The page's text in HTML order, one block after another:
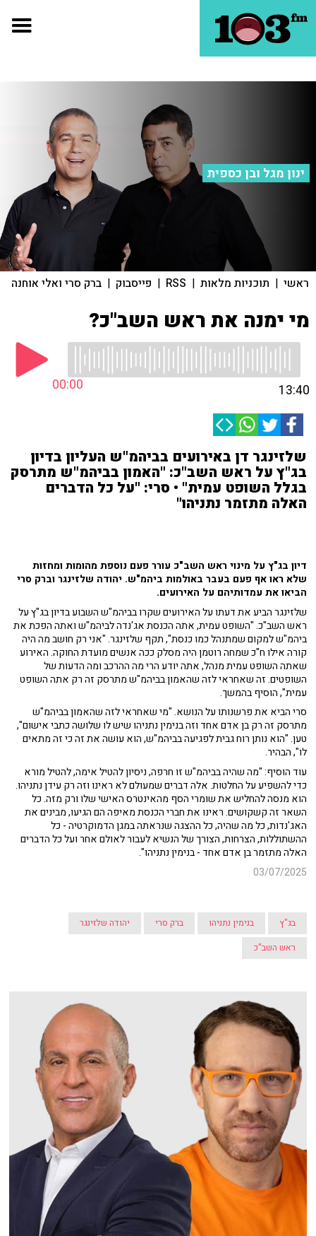
ינון מגל ובן כספית
ראשי | תוכניות מלאות |
RSS
| פייסבוק | ברק סרי ואלי אוחנה
מי ימנה את ראש השב"כ?
00:00 13:40
שלזינגר דן באירועים בביהמ"ש העליון בדיון
בג"ץ על ראש השב"כ: "האמון בביהמ"ש מתרסק
בגלל השופט עמית" • סרי: "על כל הדברים
האלה מתזמר נתניהו"
דיון בג"ץ על מינוי ראש השב"כ עורר פעם נוספת מהומות ומחזות
שלא ראו אף פעם בעבר באולמות ביהמ"ש. יהודה שלזינגר וברק סרי
הביאו את עמדותיהם על האירועים.
שלזינגר הביע את דעתו על האירועים שקרו בביהמ"ש השבוע בדיון בג"ץ על
ראש השב"כ. "השופט עמית, אתה הכנסת אג'נדה לביהמ"ש ואתה הפכת את
ביהמ"ש למקום שמתנהל כמו כנסת", תקף שלזינגר. "אני רק חושב מה היה
קורה אילו ח"כ שמחה רוטמן היה מסלק ככה אנשים מועדת החוקה. האירוע
שאתה השופט עמית מנהל, אתה יודע הרי מה ההרכב ומה הדעות של
השופטים. זה שאחראי לזה שהאמון בביהמ"ש מתרסק זה רק אתה השופט
עמית", הוסיף בהמשך.
סרי הביא את פרשנותו על הנושא. "מי שאחראי לזה שהאמון בביהמ"ש
מתרסק זה רק בן אדם אחד וזה בנימין נתניהו שיש לו שלושה כתבי אישום",
טען. "הוא נותן רוח גבית לפגיעה בביהמ"ש, הוא עושה את זה כי זה מתאים
לו", הבהיר.
עוד הוסיף: "מה שהיה בביהמ"ש זו חרפה, ניסיון להטיל אימה, להטיל מורא
כדי להשפיע על החלטות. אלה דברים שמעולם לא ראינו וזה רק עידן נתניהו.
הוא מנסה להחליש את שומרי הסף מהאינטרס האישי שלו ורק מזה. כל
השאר זה קשקושים. ראינו את חברי הכנסת מאיפה הם הגיעו, מבינים את
האג'נדות, כל מה שהיה, כל ההצגה שנראתה במגן הדמוקרטיה - כל
ההשתוללות, הצרחות, הצורך של הנשיא לעבור לאולם אחר ועל כל הדברים
האלה מתזמר בן אדם אחד - בנימין נתניהו".
03/07/2025
בג"ץ בנימין נתניהו ברק סרי
יהודה שלזינגר
ראש השב"כ